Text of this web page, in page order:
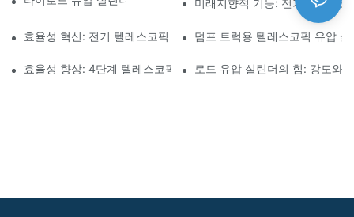
효율성 혁신: 전기 텔레스코픽 실린더덤프 트럭용 텔레스코픽 유압
효율성 향상: 4단계 텔레스코픽 유압 실린더의 장점
로드 유압 실린더의 힘: 강도와